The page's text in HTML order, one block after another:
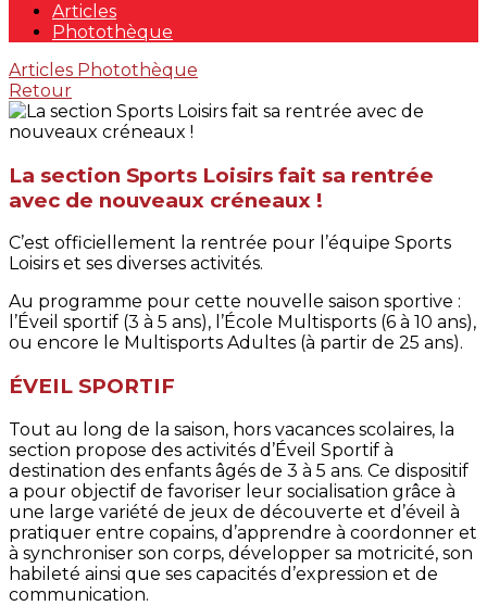
Articles
Photothèque
Articles Photothèque
Retour
La section Sports Loisirs fait sa rentrée
avec de nouveaux créneaux !
C’est officiellement la rentrée pour l’équipe Sports
Loisirs et ses diverses activités.
Au programme pour cette nouvelle saison sportive :
l’Éveil sportif (3 à 5 ans), l’École Multisports (6 à 10 ans),
ou encore le Multisports Adultes (à partir de 25 ans).
ÉVEIL SPORTIF
Tout au long de la saison, hors vacances scolaires, la
section propose des activités d’Éveil Sportif à
destination des enfants âgés de 3 à 5 ans. Ce dispositif
a pour objectif de favoriser leur socialisation grâce à
une large variété de jeux de découverte et d’éveil à
pratiquer entre copains, d’apprendre à coordonner et
à synchroniser son corps, développer sa motricité, son
habileté ainsi que ses capacités d’expression et de
communication.